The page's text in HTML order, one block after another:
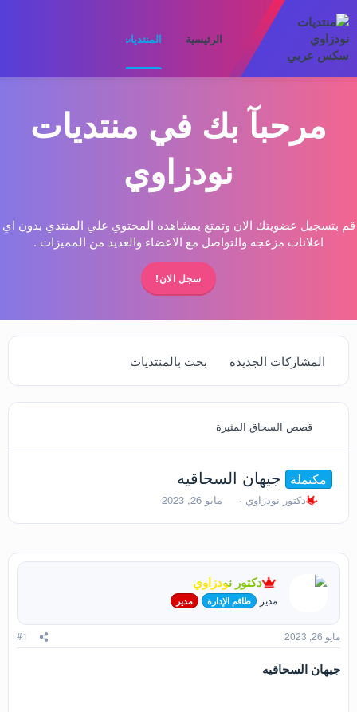
الرئيسية المنتديات
مرحبآ بك في منتديات
نودزاوي
قم بتسجيل عضويتك الان وتمتع بمشاهده المحتوي علي المنتدي بدون اي
اعلانات مزعجه والتواصل مع الاعضاء والعديد من المميزات .
سجل الان!
المشاركات الجديدة بحث بالمنتديات
قصص السحاق المثيرة
مكتملة جيهان السحاقيه
ب
د
ا
م
و
ع
دكتور نودزاوي
ت
ر
خ
ل
ب
د
ء
مايو 26, 2023
دكتور نودزاوي
مدير طاقم الإدارة مدير
مايو 26, 2023 #1
جيهان السحاقيه